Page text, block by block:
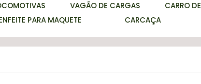
VAGÃO DE CARGAS CARRO
PARA MAQUETE CARCAÇA